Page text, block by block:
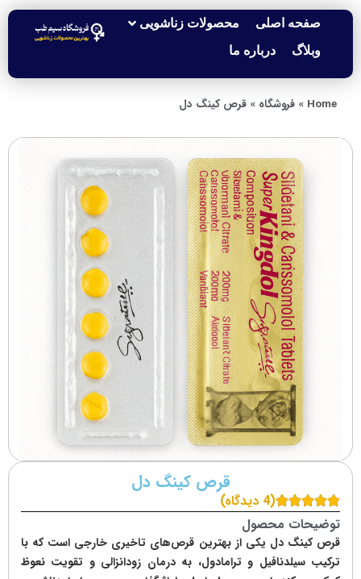
صفحه اصلی
محصولات زناشویی
وبلاگ
درباره ما
Home
» فروشگاه » قرص کینگ دل
قرص کینگ دل
(4 دیدگاه)
توضیحات محصول
قرص کینگ دل یکی از بهترین قرص‌های تاخیری خارجی است که با
ترکیب سیلدنافیل و ترامادول، به درمان زودانزالی و تقویت نعوظ